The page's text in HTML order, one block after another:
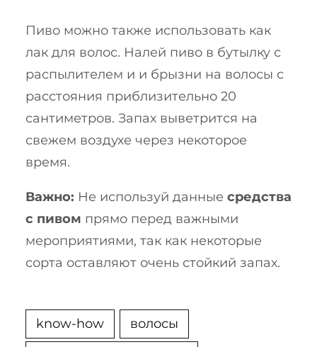
Пиво можно также использовать как
лак для волос. Налей пиво в бутылку с
распылителем и и брызни на волосы с
расстояния приблизительно 20
сантиметров. Запах выветрится на
свежем воздухе через некоторое
время.
Важно: Не используй данные средства
с пивом прямо перед важными
мероприятиями, так как некоторые
сорта оставляют очень стойкий запах.
know-how волосы